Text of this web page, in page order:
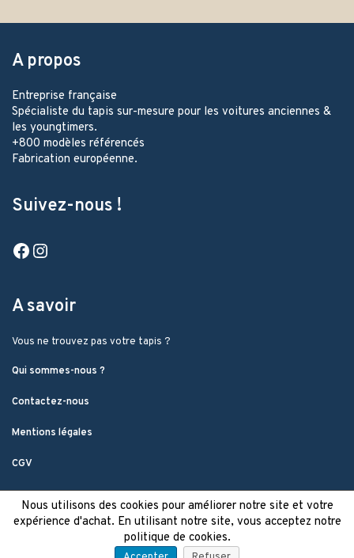
A propos
Entreprise française
Spécialiste du tapis sur-mesure pour les voitures anciennes &
les youngtimers.
+800 modèles référencés
Fabrication européenne.
Suivez-nous !
Facebook
A savoir
Vous ne trouvez pas votre tapis ?
Qui sommes-nous ?
Contactez-nous
Mentions légales
CGV
Nous utilisons des cookies pour améliorer notre site et votre
expérience d'achat. En utilisant notre site, vous acceptez notre
politique de cookies.